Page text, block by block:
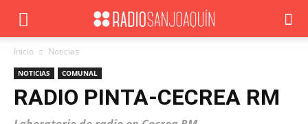
Inicio Noticias
NOTICIAS COMUNAL
RADIO PINTA-CECREA RM